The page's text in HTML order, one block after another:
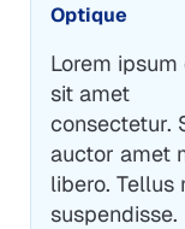
Optique
Lorem ipsum
sit amet
consectetur.
auctor amet
libero. Tellus
suspendisse.